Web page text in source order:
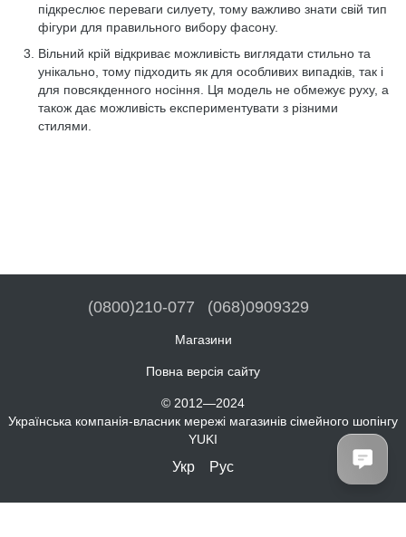
підкреслює переваги силуету, тому важливо знати свій тип
фігури для правильного вибору фасону.
Вільний крій відкриває можливість виглядати стильно та
унікально, тому підходить як для особливих випадків, так і
для повсякденного носіння. Ця модель не обмежує руху, а
також дає можливість експериментувати з різними
стилями.
(0800)210-077 (068)0909329
Магазини
Повна версія сайту
© 2012—2024
Українська компанія-власник мережі магазинів сімейного шопінгу
YUKI
Укр Рус